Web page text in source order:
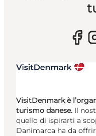
VisitDenmark è
turismo danese. Il
quello di ispirarti a
Danimarca ha da